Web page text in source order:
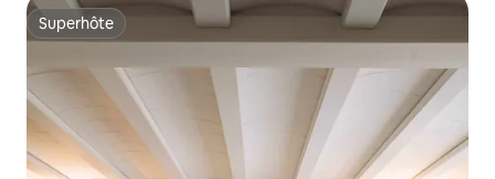
Superhôte
Superhôte